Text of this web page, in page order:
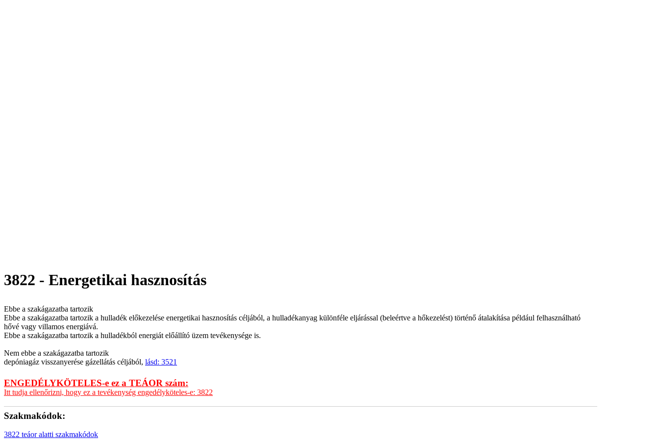
3822 - Energetikai hasznosítás
Ebbe a szakágazatba tartozik
Ebbe a szakágazatba tartozik a hulladék előkezelése energetikai hasznosítás céljából, a hulladékanyag különféle eljárással (beleértve a hőkezelést) történő átalakítása például felhasználható
hővé vagy villamos energiává.
Ebbe a szakágazatba tartozik a hulladékból energiát előállító üzem tevékenysége is.
Nem ebbe a szakágazatba tartozik
depóniagáz visszanyerése gázellátás céljából, lásd: 3521
ENGEDÉLYKÖTELES-e ez a TEÁOR szám:
Itt tudja ellenőrizni, hogy ez a tevékenység engedélyköteles-e: 3822
Szakmakódok:
3822 teáor alatti szakmakódok